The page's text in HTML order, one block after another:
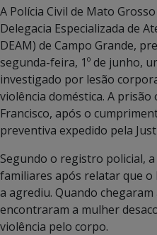
A Polícia Civil de Mato
Delegacia Especializada de
DEAM) de Campo Grande,
segunda-feira, 1º de junho,
investigado por lesão
violência doméstica. A
Francisco, após o
preventiva expedido pela
Segundo o registro policial,
familiares após relatar que o
a agrediu. Quando
encontraram a mulher
violência pelo corpo.